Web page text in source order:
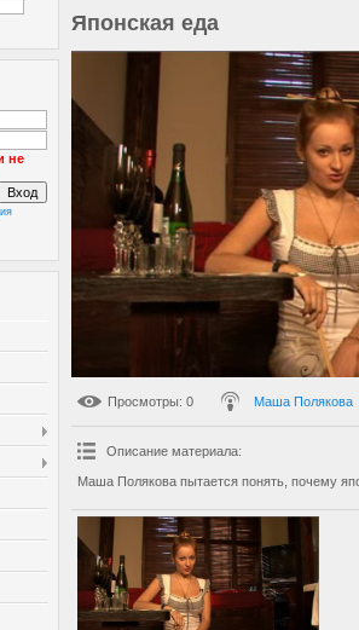
не
Японская еда
Просмотры: 0 Маша Полякова
Описание материала:
Маша Полякова пытается понять, почему